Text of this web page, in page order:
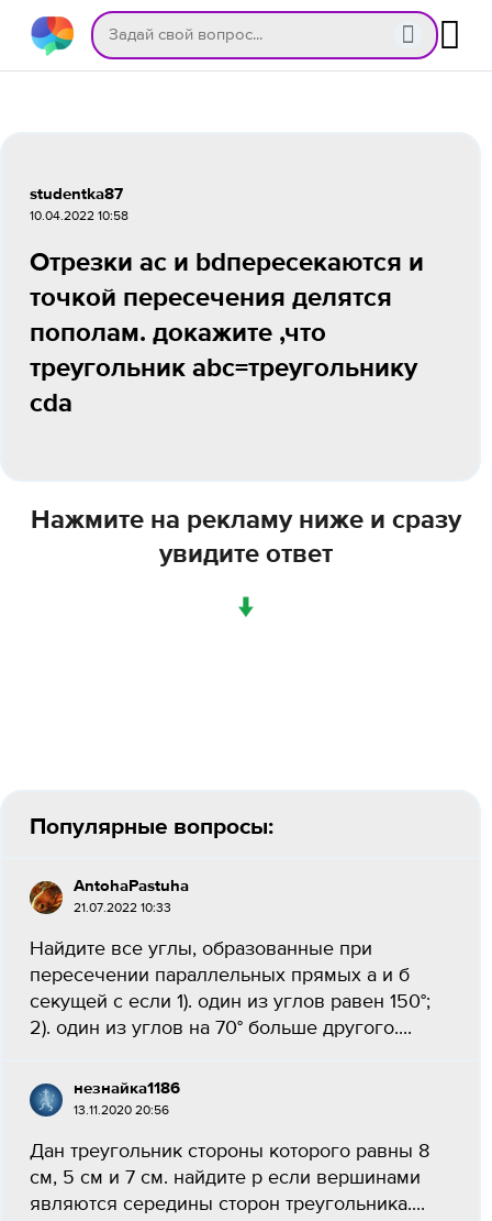
studentka87
10.04.2022 10:58
Отрезки ac и bdпересекаются и
точкой пересечения делятся
пополам. докажите ,что
треугольник abc=треугольнику
cda
Нажмите на рекламу ниже и сразу
увидите ответ
↓
Популярные вопросы:
AntohaPastuha
21.07.2022 10:33
Найдите все углы, образованные при
пересечении параллельных прямых а и б
секущей с если 1). один из углов равен 150°;
2). один из углов на 70° больше другого....
незнайка1186
13.11.2020 20:56
Дан треугольник стороны которого равны 8
см, 5 см и 7 см. найдите p если вершинами
являются середины сторон треугольника....